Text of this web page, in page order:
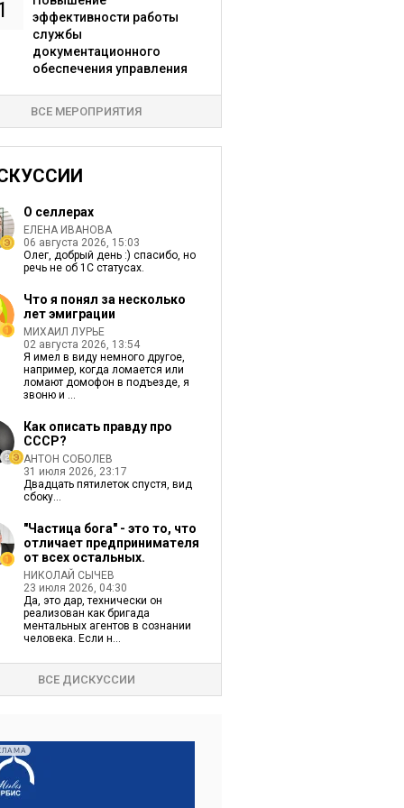
эффективности работы
службы
документационного
обеспечения управления
ВСЕ МЕРОПРИЯТИЯ
О селлерах
ЕЛЕНА ИВАНОВА
06 августа 2026, 15:03
Олег, добрый день :) спасибо, но
речь не об 1С статусах.
Что я понял за несколько
лет эмиграции
МИХАИЛ ЛУРЬЕ
02 августа 2026, 13:54
Я имел в виду немного другое,
например, когда ломается или
ломают домофон в подъезде, я
звоню и ...
Как описать правду про
СССР?
АНТОН СОБОЛЕВ
31 июля 2026, 23:17
Двадцать пятилеток спустя, вид
сбоку...
"Частица бога" - это то, что
отличает предпринимателя
от всех остальных.
НИКОЛАЙ СЫЧЕВ
23 июля 2026, 04:30
Да, это дар, технически он
реализован как бригада
ментальных агентов в сознании
человека. Если н...
ВСЕ ДИСКУССИИ